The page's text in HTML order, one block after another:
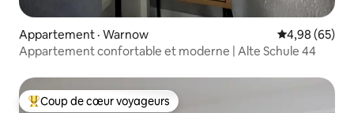
Appartement · Warnow Note
4,98 (65)
Appartement confortable et moderne | Alte Schule 44
Coup de cœur voyageurs parmi les plus aimés
Coup de cœur voyageurs